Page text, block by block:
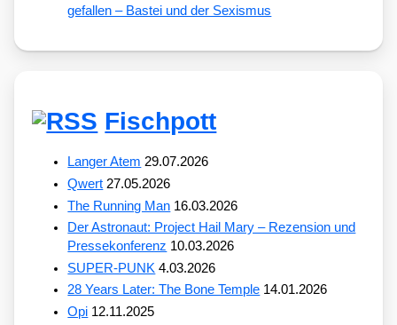
gefallen – Bastei und der Sexismus
Fischpott
Langer Atem 29.07.2026
Qwert 27.05.2026
The Running Man 16.03.2026
Der Astronaut: Project Hail Mary – Rezension und
Pressekonferenz 10.03.2026
SUPER-PUNK 4.03.2026
28 Years Later: The Bone Temple 14.01.2026
Opi 12.11.2025